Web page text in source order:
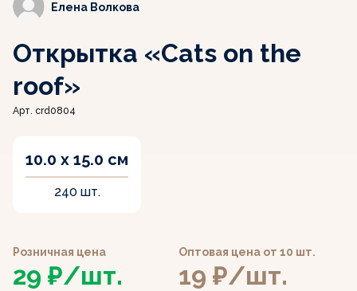
Елена Волкова
Открытка «Cats on the
roof»
Арт. crd0804
10.0 x 15.0 см
240 шт.
Розничная цена
29 ₽/шт.
Оптовая цена от 10 шт.
19 ₽/шт.